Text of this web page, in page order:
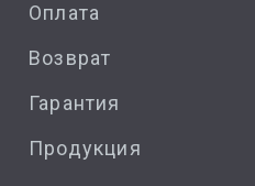
Оплата
Возврат
Гарантия
Продукция